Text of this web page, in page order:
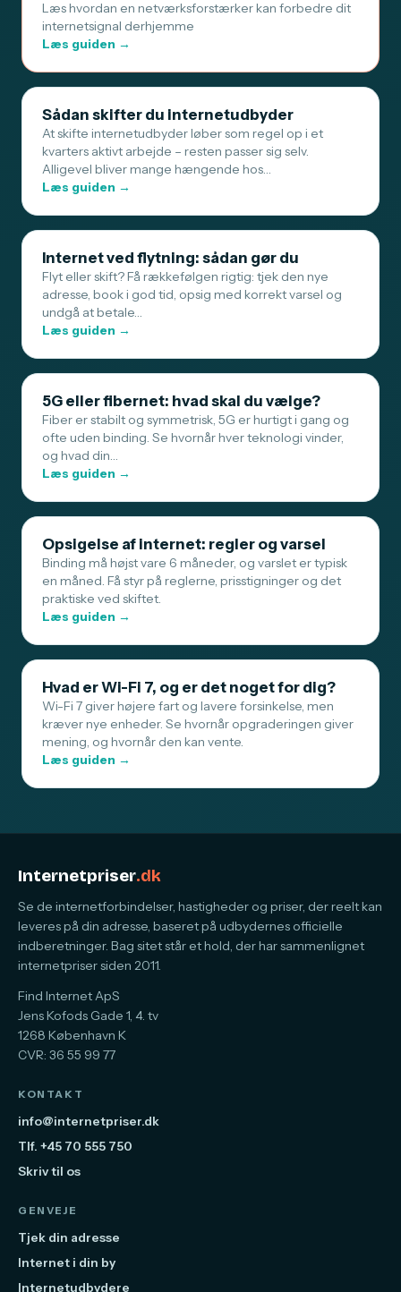
Læs hvordan en netværksforstærker kan forbedre dit
internetsignal derhjemme
Læs guiden →
Sådan skifter du internetudbyder
At skifte internetudbyder løber som regel op i et
kvarters aktivt arbejde – resten passer sig selv.
Alligevel bliver mange hængende hos…
Læs guiden →
Internet ved flytning: sådan gør du
Flyt eller skift? Få rækkefølgen rigtig: tjek den nye
adresse, book i god tid, opsig med korrekt varsel og
undgå at betale…
Læs guiden →
5G eller fibernet: hvad skal du vælge?
Fiber er stabilt og symmetrisk, 5G er hurtigt i gang og
ofte uden binding. Se hvornår hver teknologi vinder,
og hvad din…
Læs guiden →
Opsigelse af internet: regler og varsel
Binding må højst vare 6 måneder, og varslet er typisk
en måned. Få styr på reglerne, prisstigninger og det
praktiske ved skiftet.
Læs guiden →
Hvad er Wi-Fi 7, og er det noget for dig?
Wi-Fi 7 giver højere fart og lavere forsinkelse, men
kræver nye enheder. Se hvornår opgraderingen giver
mening, og hvornår den kan vente.
Læs guiden →
Internetpriser.dk
Se de internetforbindelser, hastigheder og priser, der reelt kan
leveres på din adresse, baseret på udbydernes officielle
indberetninger. Bag sitet står et hold, der har sammenlignet
internetpriser siden 2011.
Find Internet ApS
Jens Kofods Gade 1, 4. tv
1268 København K
CVR: 36 55 99 77
KONTAKT
info@internetpriser.dk
Tlf. +45 70 555 750
Skriv til os
GENVEJE
Tjek din adresse
Internet i din by
Internetudbydere